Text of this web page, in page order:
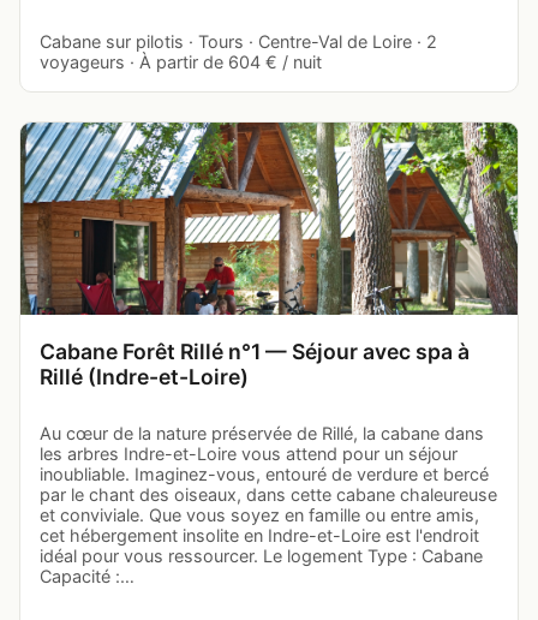
Cabane sur pilotis · Tours · Centre-Val de Loire · 2
voyageurs · À partir de 604 € / nuit
Cabane Forêt Rillé n°1 — Séjour avec spa à
Rillé (Indre-et-Loire)
Au cœur de la nature préservée de Rillé, la cabane dans
les arbres Indre-et-Loire vous attend pour un séjour
inoubliable. Imaginez-vous, entouré de verdure et bercé
par le chant des oiseaux, dans cette cabane chaleureuse
et conviviale. Que vous soyez en famille ou entre amis,
cet hébergement insolite en Indre-et-Loire est l'endroit
idéal pour vous ressourcer. Le logement Type : Cabane
Capacité :…